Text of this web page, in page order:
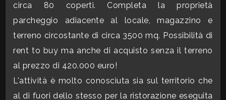
circa 80 coperti. Completa la proprietà
parcheggio adiacente al locale, magazzino e
terreno circostante di circa 3500 mq. Possibilità di
rent to buy ma anche di acquisto senza il terreno
al prezzo di 420.000 euro!
L'attività è molto conosciuta sia sul territorio che
al di fuori dello stesso per la ristorazione eseguita
Locali